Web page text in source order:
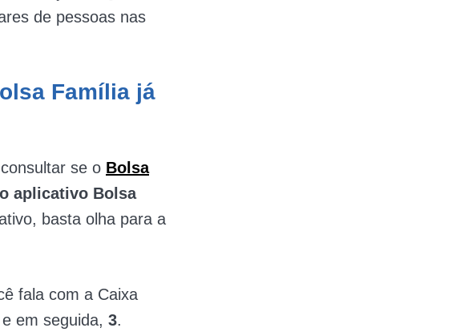
de pessoas nas
Família já
se o Bolsa
aplicativo Bolsa
basta olha para a
fala com a Caixa
e em seguida, 3.